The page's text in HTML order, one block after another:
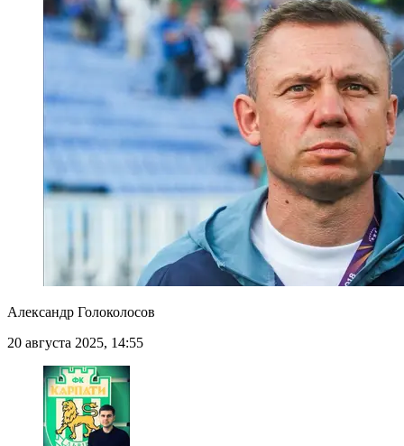
Александр Голоколосов
20 августа 2025, 14:55